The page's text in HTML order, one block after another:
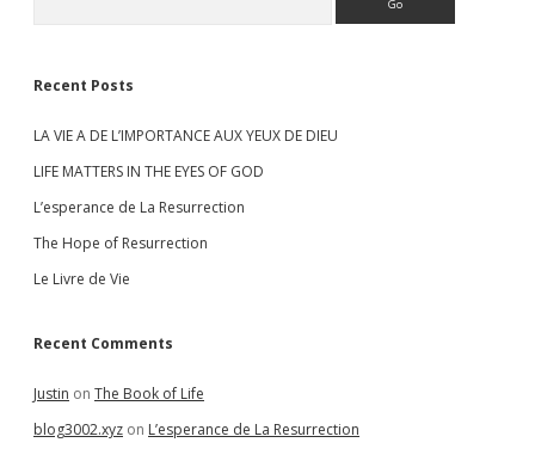
Recent Posts
LA VIE A DE L’IMPORTANCE AUX YEUX DE DIEU
LIFE MATTERS IN THE EYES OF GOD
L’esperance de La Resurrection
The Hope of Resurrection
Le Livre de Vie
Recent Comments
Justin on The Book of Life
blog3002.xyz on L’esperance de La Resurrection